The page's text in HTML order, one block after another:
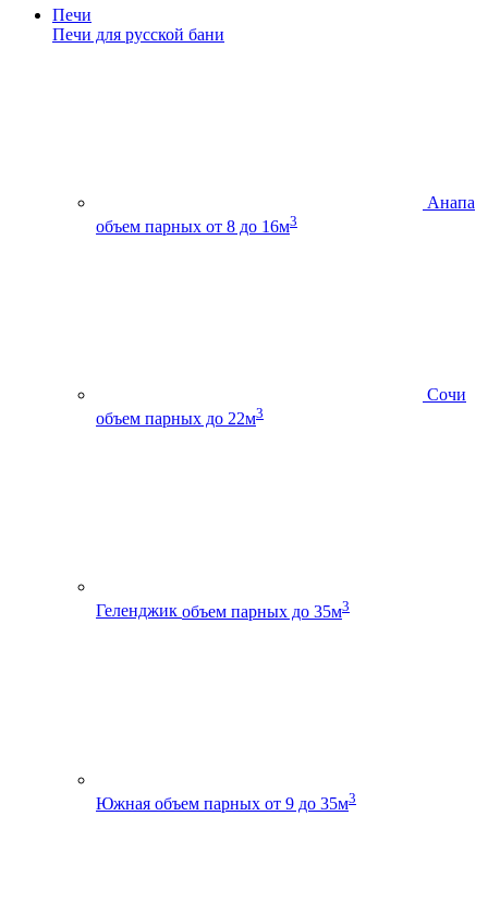
Печи
Печи для русской бани
Анапа
объем парных от 8 до 16м3
Сочи
объем парных до 22м3
Геленджик объем парных до 35м3
Южная объем парных от 9 до 35м3